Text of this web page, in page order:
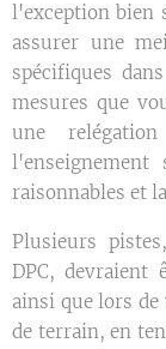
l'exception bien
assurer une
spécifiques
mesures que
une
l'enseignement
raisonnables et
Plusieurs
DPC, devraient
ainsi que lors de
de terrain, en